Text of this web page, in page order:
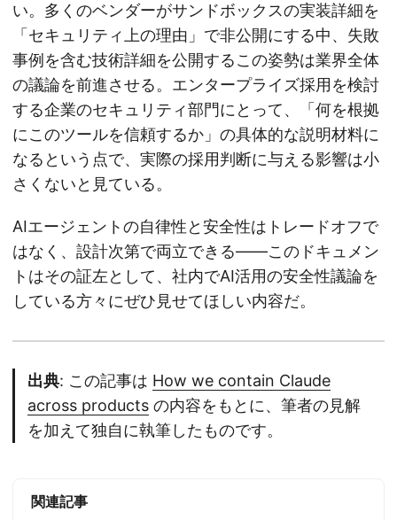
い。多くのベンダーがサンドボックスの実装詳細を
「セキュリティ上の理由」で非公開にする中、失敗
事例を含む技術詳細を公開するこの姿勢は業界全体
の議論を前進させる。エンタープライズ採用を検討
する企業のセキュリティ部門にとって、「何を根拠
にこのツールを信頼するか」の具体的な説明材料に
なるという点で、実際の採用判断に与える影響は小
さくないと見ている。
AIエージェントの自律性と安全性はトレードオフで
はなく、設計次第で両立できる——このドキュメン
トはその証左として、社内でAI活用の安全性議論を
している方々にぜひ見せてほしい内容だ。
出典: この記事は How we contain Claude
across products の内容をもとに、筆者の見解
を加えて独自に執筆したものです。
関連記事